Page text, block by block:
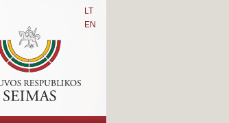
LT
EN